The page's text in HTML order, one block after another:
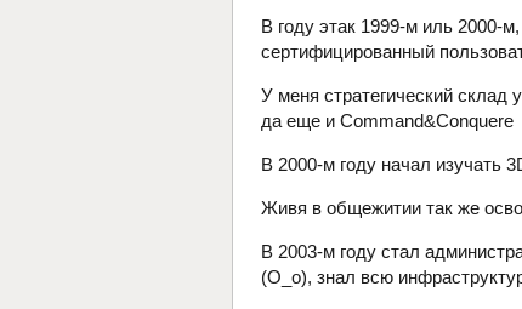
В году этак 1999-м иль 2000-
сертифицированный
У меня стратегический
да еще и Command&Conquere
В 2000-м году начал изучать
Живя в общежитии так же
В 2003-м году стал
(О_о), знал всю